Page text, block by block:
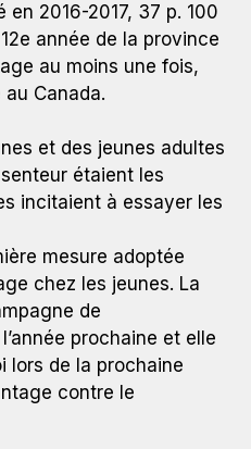
en 2016-2017, 37 p. 100
année de la province
au moins une fois,
Canada.
et des jeunes adultes
étaient les
incitaient à essayer les
mesure adoptée
chez les jeunes. La
de
prochaine et elle
lors de la prochaine
contre le